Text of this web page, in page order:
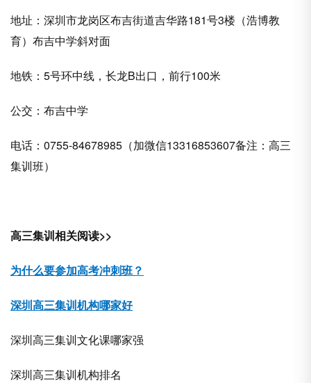
地址：深圳市龙岗区布吉街道吉华路181号3楼（浩博教
育）布吉中学斜对面
地铁：5号环中线，长龙B出口，前行100米
公交：布吉中学
电话：0755-84678985（加微信13316853607备注：高三
集训班）
高三集训相关阅读>>
为什么要参加高考冲刺班？
深圳高三集训机构哪家好
深圳高三集训文化课哪家强
深圳高三集训机构排名